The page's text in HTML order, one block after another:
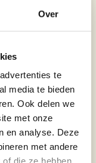
Over
te
media te bieden
Ook delen we
met onze
en analyse. Deze
met andere
die ze hebben